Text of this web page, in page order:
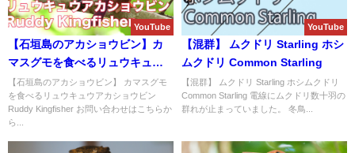
YouTube
【石垣島のアカショウビン】カ
マスグモを食べるリュウキュウ
アカショウビン Ruddy
Kingfisher
【石垣島のアカショウビン】 カマスグモ
を食べるリュウキュウアカショウビン
Ruddy Kingfisher お問い合わせはこちらか
ら...
YouTube
【混群】 ムクドリ Starling ホシ
ムクドリ Common Starling
【混群】 ムクドリ Starling ホシムクドリ
Common Starling 電線にムクドリ数十羽の
群れが止まっていました。 冬鳥...